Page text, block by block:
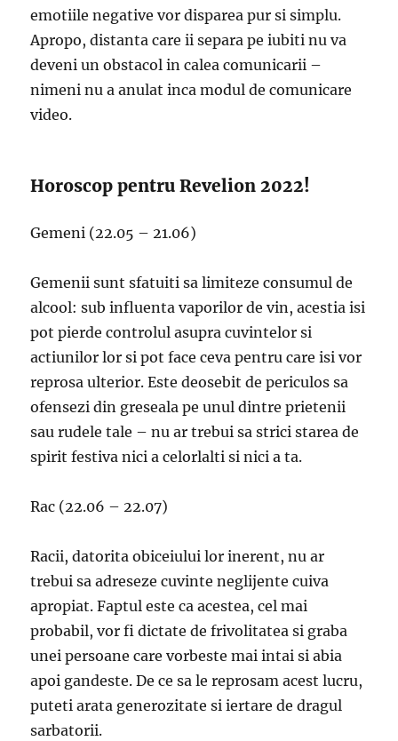
emotiile negative vor disparea pur si simplu.
Apropo, distanta care ii separa pe iubiti nu va
deveni un obstacol in calea comunicarii –
nimeni nu a anulat inca modul de comunicare
video.
Horoscop pentru Revelion 2022!
Gemeni (22.05 – 21.06)
Gemenii sunt sfatuiti sa limiteze consumul de
alcool: sub influenta vaporilor de vin, acestia isi
pot pierde controlul asupra cuvintelor si
actiunilor lor si pot face ceva pentru care isi vor
reprosa ulterior. Este deosebit de periculos sa
ofensezi din greseala pe unul dintre prietenii
sau rudele tale – nu ar trebui sa strici starea de
spirit festiva nici a celorlalti si nici a ta.
Rac (22.06 – 22.07)
Racii, datorita obiceiului lor inerent, nu ar
trebui sa adreseze cuvinte neglijente cuiva
apropiat. Faptul este ca acestea, cel mai
probabil, vor fi dictate de frivolitatea si graba
unei persoane care vorbeste mai intai si abia
apoi gandeste. De ce sa le reprosam acest lucru,
puteti arata generozitate si iertare de dragul
sarbatorii.